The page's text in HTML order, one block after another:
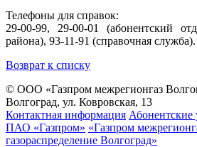
Телефоны для справок:
29-00-99, 29-00-01 (абонентский
района), 93-11-91 (справочная служба).
Возврат к списку
© ООО «Газпром межрегионгаз
Волгоград, ул. Ковровская, 13
Контактная информация Абонентские
ПАО «Газпром» «Газпром
газораспределение Волгоград»